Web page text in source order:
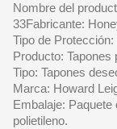
Nombre del
33Fabricante:
Tipo de
Producto: Tapones
Tipo: Tapones
Marca: Howard
Embalaje:
polietileno.